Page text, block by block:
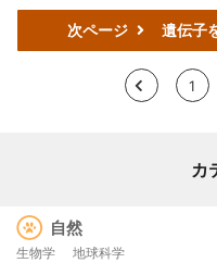
次ページ 遺伝子
< 1
カ
自然
生物学 地球科学